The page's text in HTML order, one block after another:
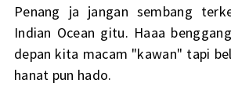
Penang ja jangan sembang
Indian Ocean gitu. Haaa
depan kita macam "kawan" tapi
hanat pun hado.